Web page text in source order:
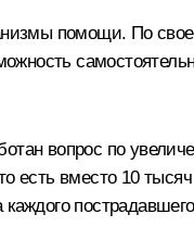
помощи. По
вопрос по
есть вместо 10